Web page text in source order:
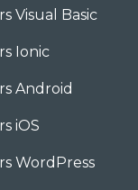
Visual Basic
Ionic
Android
iOS
WordPress